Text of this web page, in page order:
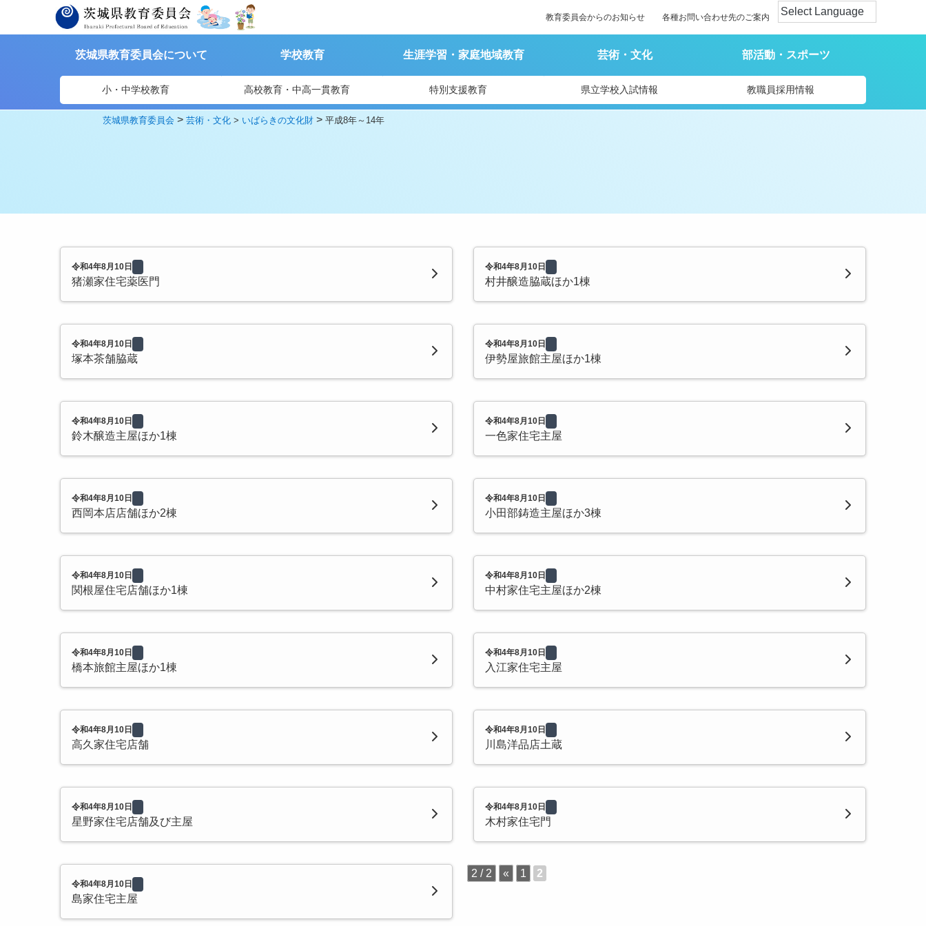
教育委員会からのお知らせ 各種お問い合わせ先のご案内
茨城県教育委員会について 学校教育 生涯学習・家庭地域教育 芸術・文化 部活動・スポーツ
小・中学校教育 高校教育・中高一貫教育 特別支援教育 県立学校入試情報 教職員採用情報
茨城県教育委員会 >芸術・文化 > いばらきの文化財 >平成8年～14年
令和4年8月10日
猪瀬家住宅薬医門
令和4年8月10日
村井醸造脇蔵ほか1棟
令和4年8月10日
塚本茶舗脇蔵
令和4年8月10日
伊勢屋旅館主屋ほか1棟
令和4年8月10日
鈴木醸造主屋ほか1棟
令和4年8月10日
一色家住宅主屋
令和4年8月10日
西岡本店店舗ほか2棟
令和4年8月10日
小田部鋳造主屋ほか3棟
令和4年8月10日
関根屋住宅店舗ほか1棟
令和4年8月10日
中村家住宅主屋ほか2棟
令和4年8月10日
橋本旅館主屋ほか1棟
令和4年8月10日
入江家住宅主屋
令和4年8月10日
高久家住宅店舗
令和4年8月10日
川島洋品店土蔵
令和4年8月10日
星野家住宅店舗及び主屋
令和4年8月10日
木村家住宅門
令和4年8月10日
島家住宅主屋
2 / 2 « 1 2